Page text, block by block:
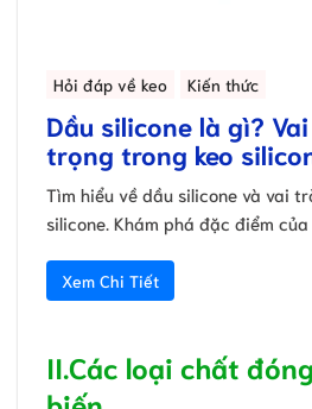
Hỏi đáp về keo Kiến thức
Dầu silicone là gì?
trọng trong keo
Tìm hiểu về dầu silicone và vai
silicone. Khám phá đặc điểm
Xem Chi Tiết
II.Các loại chất